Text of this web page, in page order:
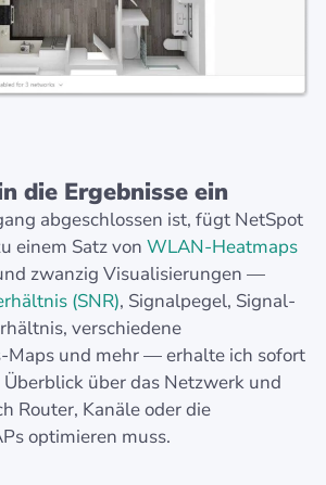
die Ergebnisse ein
abgeschlossen ist, fügt NetSpot
einem Satz von WLAN-Heatmaps
zwanzig Visualisierungen —
(SNR), Signalpegel, Signal-
verschiedene
Maps und mehr — erhalte ich sofort
über das Netzwerk und
Router, Kanäle oder die
optimieren muss.